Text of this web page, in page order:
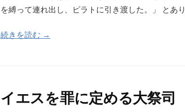
を縛って連れ出し、ピラトに引き渡した。」 とあ
続きを読む →
イエスを罪に定める大祭司